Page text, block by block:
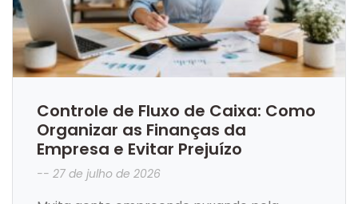
Controle de Fluxo de Caixa: Como
Organizar as Finanças da
Empresa e Evitar Prejuízo
27 de julho de 2026